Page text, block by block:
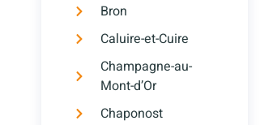
Bron
Caluire-et-Cuire
Champagne-au-
Mont-d’Or
Chaponost